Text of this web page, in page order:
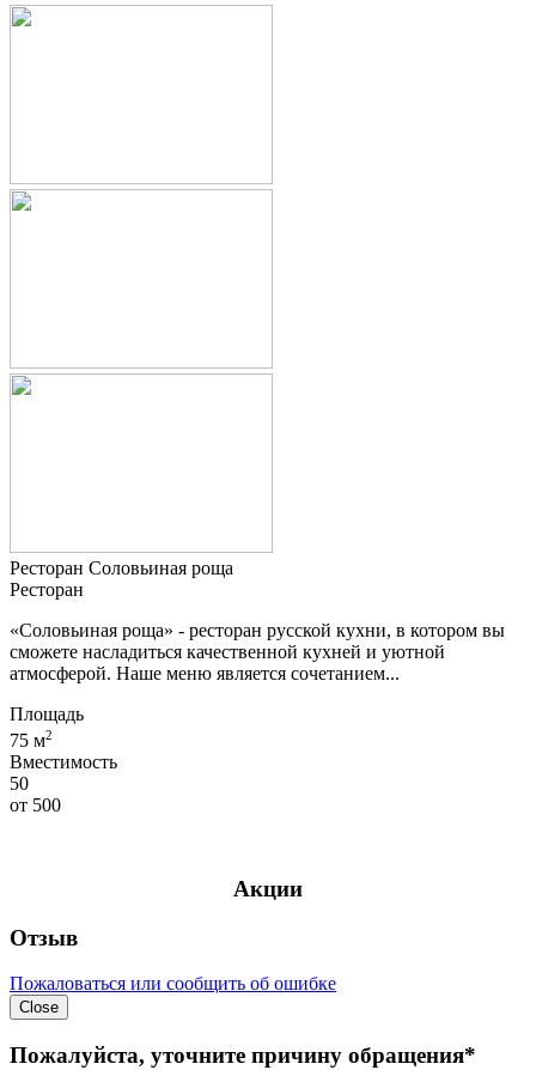
Ресторан Соловьиная роща
Ресторан
«Соловьиная роща» - ресторан русской кухни, в котором вы
сможете насладиться качественной кухней и уютной
атмосферой. Наше меню является сочетанием...
Площадь
75 м2
Вместимость
50
от 500
Акции
Отзыв
Пожаловаться или сообщить об ошибке
Close
Пожалуйста, уточните причину обращения*